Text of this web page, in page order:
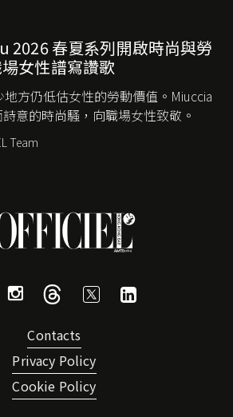
2026 春夏系列開啟時尚與勞
女性譜寫讚歌
方仍低估女性的勞動價值。 Miuccia
意的時尚騷，向職場女性致敬。
Team
Contacts
Privacy Policy
Cookie Policy